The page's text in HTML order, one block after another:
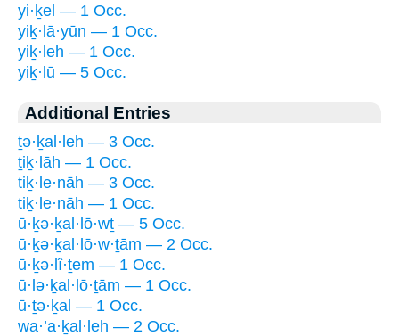
yi·ḵel — 1 Occ.
yiḵ·lā·yūn — 1 Occ.
yiḵ·leh — 1 Occ.
yiḵ·lū — 5 Occ.
Additional Entries
ṯə·ḵal·leh — 3 Occ.
ṯiḵ·lāh — 1 Occ.
tiḵ·le·nāh — 3 Occ.
tiḵ·le·nāh — 1 Occ.
ū·ḵə·ḵal·lō·wṯ — 5 Occ.
ū·ḵə·ḵal·lō·w·ṯām — 2 Occ.
ū·ḵə·lî·ṯem — 1 Occ.
ū·lə·ḵal·lō·ṯām — 1 Occ.
ū·ṯə·ḵal — 1 Occ.
wa·’a·ḵal·leh — 2 Occ.